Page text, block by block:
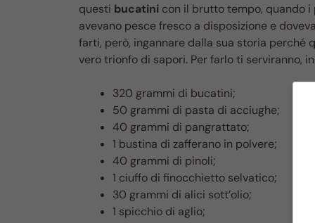
questi bucatini con il brutto tempo, quando
avevano pesce fresco a disposizione e
farti, però, ingannare dalla sua storia
vero trionfo di sapori. Per farlo ti serviranno,
320 grammi di bucatini;
50 grammi di pasta di acciughe;
40 grammi di pangrattato;
1 bustina di zafferano in polvere;
40 grammi di pinoli;
1 ciuffo di finocchietto selvatico;
30 grammi di alici sott’olio;
1 spicchio di aglio;